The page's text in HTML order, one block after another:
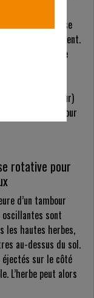
la tondeuse
quotidiennement.
problèmes : elle
et ses lames
génération de
à tambour)
et de foin pour
rotative pour
d’un tambour
sont
les hautes herbes,
au-dessus du sol.
éjectés sur le côté
L’herbe peut alors